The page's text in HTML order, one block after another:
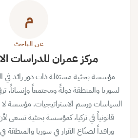
م
عن الباحث
مركز عمران للدراسات
مؤسسة بحثية مستقلة ذات دور رائد في
لسوريا والمنطقة دولةً ومجتمعاً وإنساناً،
السياسات ورسم الاستراتيجيات. مؤسسة
قانونياً في تركيا، كمؤسسة بحثية تسعى
ورافداً لصنّاع القرار في سوريا والمنطقة